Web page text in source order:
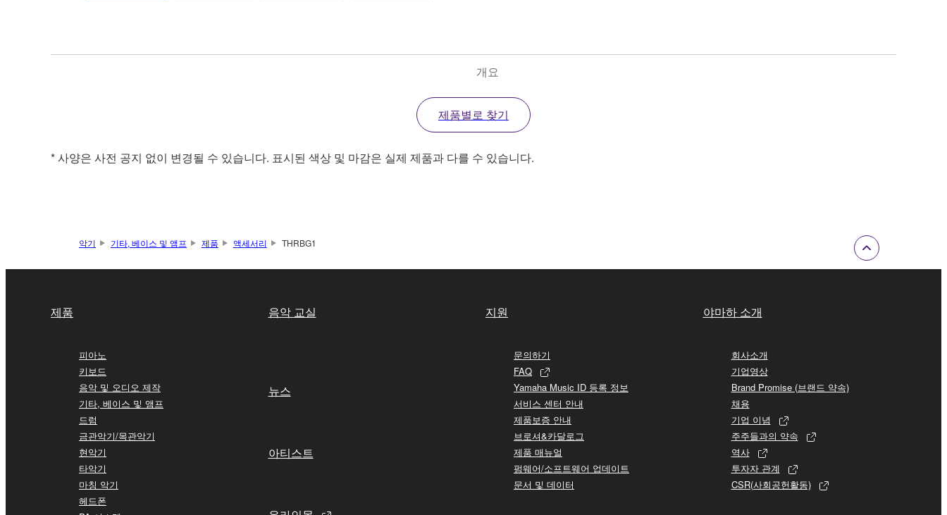
개요
제품별로 찾기
* 사양은 사전 공지 없이 변경될 수 있습니다. 표시된 색상 및 마감은 실제 제품과 다를 수 있습니다.
악기 기타, 베이스 및 앰프 제품 액세서리 THRBG1
제품
피아노
키보드
음악 및 오디오 제작
기타, 베이스 및 앰프
드럼
금관악기/목관악기
현악기
타악기
마칭 악기
헤드폰
음악 교실
뉴스
아티스트
지원
문의하기
FAQ
Yamaha Music ID 등록 정보
서비스 센터 안내
제품보증 안내
브로셔&카달로그
제품 매뉴얼
펌웨어/소프트웨어 업데이트
문서 및 데이터
야마하 소개
회사소개
기업영상
Brand Promise (브랜드 약속)
채용
기업 이념
주주들과의 약속
역사
투자자 관계
CSR(사회공헌활동)